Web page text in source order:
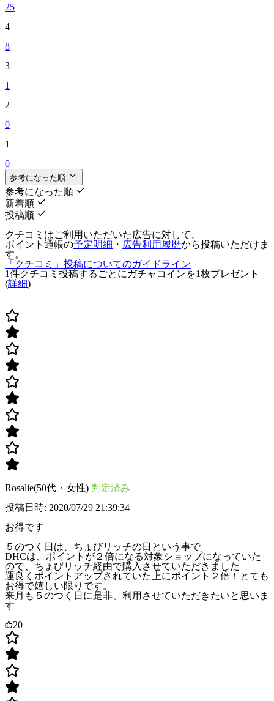
25
4
8
3
1
2
0
1
0
参考になった順
参考になった順
新着順
投稿順
クチコミはご利用いただいた広告に対して、
ポイント通帳の予定明細 ・ 広告利用履歴から投稿いただけま
す。
「クチコミ」投稿についてのガイドライン
1件クチコミ投稿するごとに ガチャコインを1枚プレゼント
(詳細)
Rosalie(50代・女性) 判定済み
投稿日時: 2020/07/29 21:39:34
お得です
５のつく日は、ちょびリッチの日という事で
DHCは、ポイントが２倍になる対象ショップになっていた
ので、ちょびリッチ経由で購入させていただきました
運良くポイントアップされていた上にポイント２倍！とても
お得で嬉しい限りです。
来月も５のつく日に是非、利用させていただきたいと思いま
す
20